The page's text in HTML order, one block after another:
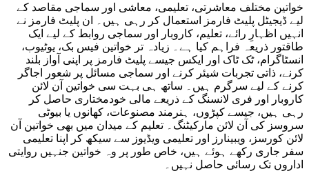
خواتین مختلف معاشرتی، تعلیمی، معاشی اور سماجی مقاصد کے
لیے ڈیجیٹل پلیٹ فارمز استعمال کر رہی ہیں۔ ان پلیٹ فارمز نے
انہیں اظہارِ رائے، تعلیم، کاروبار اور سماجی روابط کے لیے ایک
طاقتور ذریعہ فراہم کیا ہے۔ زیادہ تر خواتین فیس بک، یوٹیوب،
انسٹاگرام، ٹک ٹاک اور ایکس جیسے پلیٹ فارمز پر اپنی آواز بلند
کرنے، ذاتی تجربات شیئر کرنے اور سماجی مسائل پر شعور اجاگر
کرنے کے لیے سرگرم ہیں۔ ساتھ ہی بہت سی خواتین آن لائن
کاروبار اور فری لانسنگ کے ذریعے مالی خودمختاری حاصل کر
رہی ہیں، جیسے کپڑوں، ہنرمند مصنوعات، کھانوں یا بیوٹی
سروسز کی آن لائن مارکیٹنگ۔ تعلیم کے میدان میں بھی خواتین آن
لائن کورسز، ویبینارز اور تعلیمی ویڈیوز سے سیکھ کر اپنا تعلیمی
سفر جاری رکھے ہوئے ہیں، خاص طور پر وہ خواتین جنہیں روایتی
اداروں تک رسائی حاصل نہیں۔